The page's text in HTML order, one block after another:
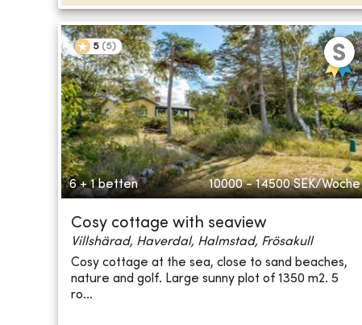
5 (5)
6 + 1 betten 10000 - 14500 SEK/Woche
Cosy cottage with seaview
Villshärad, Haverdal, Halmstad, Frösakull
Cosy cottage at the sea, close to sand beaches,
nature and golf. Large sunny plot of 1350 m2. 5
ro...